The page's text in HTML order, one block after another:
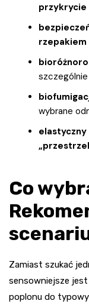
przykrycie
rzepakiem
szczególnie
wybrane
Co
Zamiast szukać
sensowniejsze
poplonu do